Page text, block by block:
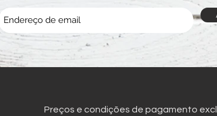
Preços e condições de pagamento